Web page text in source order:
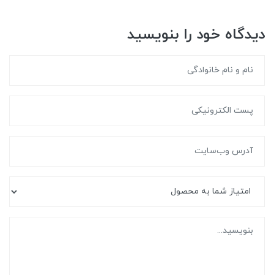
دیدگاه خود را بنویسید